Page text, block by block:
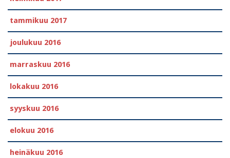
tammikuu 2017
joulukuu 2016
marraskuu 2016
lokakuu 2016
syyskuu 2016
elokuu 2016
heinäkuu 2016